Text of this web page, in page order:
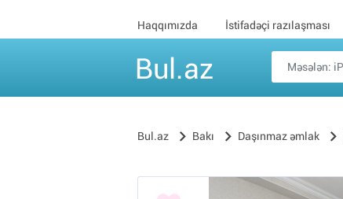
Haqqımızda İstifadəçi razılaşması
Bul.az
Bul.az Bakı Daşınmaz əmlak